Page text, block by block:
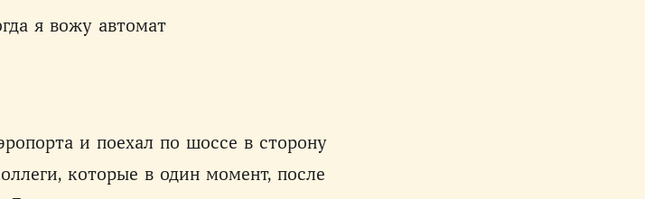
я вожу автомат
и поехал по шоссе в сторону
которые в один момент, после